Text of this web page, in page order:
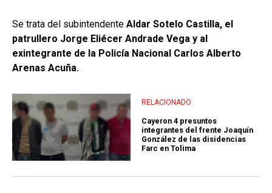
Se trata del subintendente Aldar Sotelo Castilla, el
patrullero Jorge Eliécer Andrade Vega y al
exintegrante de la Policía Nacional Carlos Alberto
Arenas Acuña.
RELACIONADO
Cayeron 4 presuntos
integrantes del frente Joaquín
González de las disidencias
Farc en Tolima